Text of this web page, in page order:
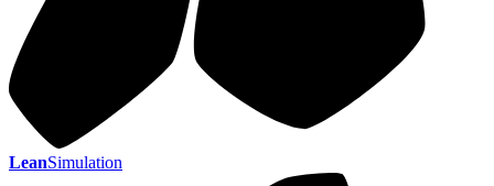
LeanSimulation